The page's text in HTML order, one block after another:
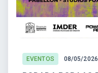
EVENTOS 08/05/2026